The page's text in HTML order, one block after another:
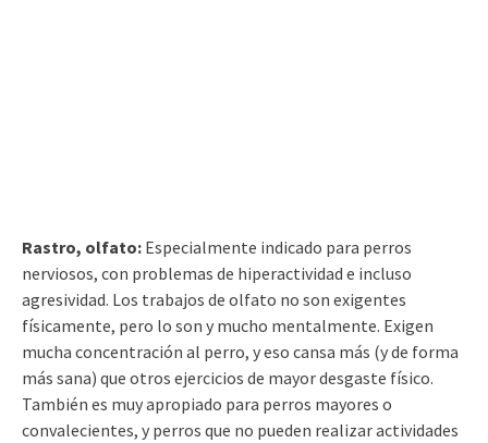
Rastro, olfato: Especialmente indicado para perros
nerviosos, con problemas de hiperactividad e incluso
agresividad. Los trabajos de olfato no son exigentes
físicamente, pero lo son y mucho mentalmente. Exigen
mucha concentración al perro, y eso cansa más (y de forma
más sana) que otros ejercicios de mayor desgaste físico.
También es muy apropiado para perros mayores o
convalecientes, y perros que no pueden realizar actividades